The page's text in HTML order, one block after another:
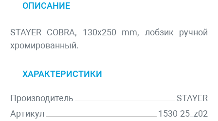
ОПИСАНИЕ
STAYER COBRA, 130x250 mm, лобзик ручной
хромированный.
ХАРАКТЕРИСТИКИ
Производитель
STAYER
Артикул
1530-25_z02